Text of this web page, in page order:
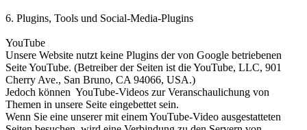
6. Plugins, Tools und Social-Media-Plugins
YouTube
Unsere Website nutzt keine Plugins der von Google betriebenen
Seite YouTube. (Betreiber der Seiten ist die YouTube, LLC, 901
Cherry Ave., San Bruno, CA 94066, USA.)
Jedoch können YouTube-Videos zur Veranschaulichung von
Themen in unsere Seite eingebettet sein.
Wenn Sie eine unserer mit einem YouTube-Video ausgestatteten